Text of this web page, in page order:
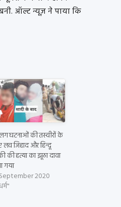
ऑल्ट न्यूज़ ने पाया कि
घटनाओं की तस्वीरों के
लव जिहाद और हिन्दू
की हत्या का झूठा दावा
गया
2020